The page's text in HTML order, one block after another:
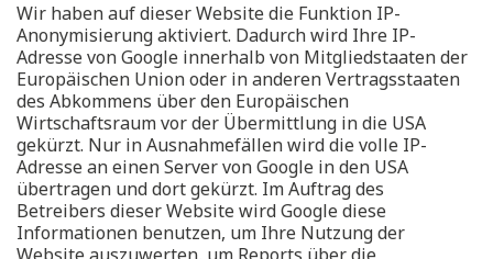
Wir haben auf dieser Website die Funktion IP-
Anonymisierung aktiviert. Dadurch wird Ihre IP-
Adresse von Google innerhalb von Mitgliedstaaten der
Europäischen Union oder in anderen Vertragsstaaten
des Abkommens über den Europäischen
Wirtschaftsraum vor der Übermittlung in die USA
gekürzt. Nur in Ausnahmefällen wird die volle IP-
Adresse an einen Server von Google in den USA
übertragen und dort gekürzt. Im Auftrag des
Betreibers dieser Website wird Google diese
Informationen benutzen, um Ihre Nutzung der